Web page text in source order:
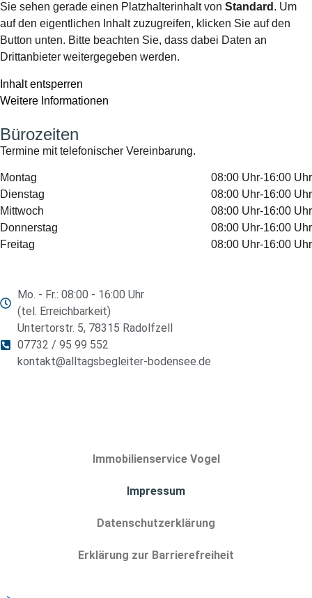
Sie sehen gerade einen Platzhalterinhalt von Standard . Um
auf den eigentlichen Inhalt zuzugreifen, klicken Sie auf den
Button unten. Bitte beachten Sie, dass dabei Daten an
Drittanbieter weitergegeben werden.
Inhalt entsperren
Weitere Informationen
Bürozeiten
Termine mit telefonischer Vereinbarung.
Montag
08:00 Uhr-16:00 Uhr
Dienstag
08:00 Uhr-16:00 Uhr
Mittwoch
08:00 Uhr-16:00 Uhr
Donnerstag
08:00 Uhr-16:00 Uhr
Freitag
08:00 Uhr-16:00 Uhr
Mo. - Fr.: 08:00 - 16:00 Uhr
(tel. Erreichbarkeit)
Untertorstr. 5, 78315 Radolfzell
07732 / 95 99 552
kontakt@alltagsbegleiter-bodensee.de
Immobilienservice Vogel
Impressum
Datenschutzerklärung
Erklärung zur Barrierefreiheit